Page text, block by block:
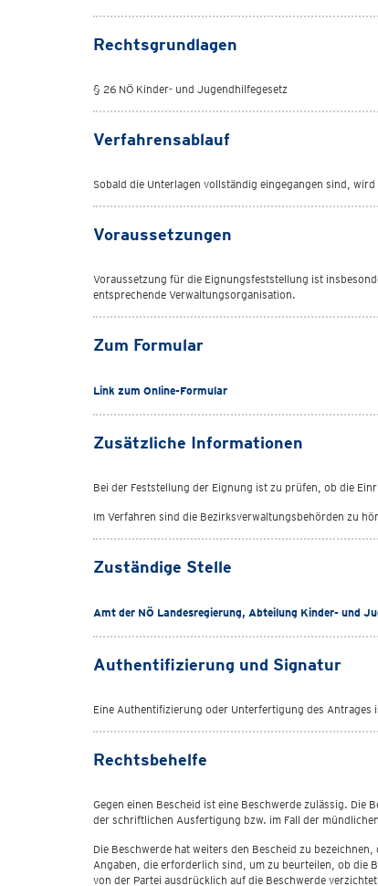
Rechtsgrundlagen
§ 26 NÖ Kinder- und Jugendhilfegesetz
Verfahrensablauf
Sobald die Unterlagen vollständig eingegangen sind,
Voraussetzungen
Voraussetzung für die Eignungsfeststellung ist
entsprechende Verwaltungsorganisation.
Zum Formular
Link zum Online-Formular
Zusätzliche Informationen
Bei der Feststellung der Eignung ist zu prüfen, ob die
Im Verfahren sind die Bezirksverwaltungsbehörden zu
Zuständige Stelle
Amt der NÖ Landesregierung, Abteilung Kinder- und
Authentifizierung und Signatur
Eine Authentifizierung oder Unterfertigung des Antrages
Rechtsbehelfe
Gegen einen Bescheid ist eine Beschwerde zulässig.
der schriftlichen Ausfertigung bzw. im Fall der
Die Beschwerde hat weiters den Bescheid zu
Angaben, die erforderlich sind, um zu beurteilen, ob die
von der Partei ausdrücklich auf die Beschwerde